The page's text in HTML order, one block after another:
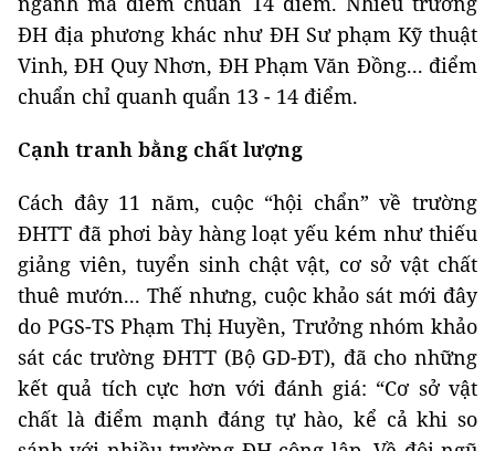
ĐH địa phương khác như ĐH Sư phạm Kỹ thuật
Vinh, ĐH Quy Nhơn, ĐH Phạm Văn Đồng... điểm
chuẩn chỉ quanh quẩn 13 - 14 điểm.
Cạnh tranh bằng chất lượng
Cách đây 11 năm, cuộc “hội chẩn” về trường
ĐHTT đã phơi bày hàng loạt yếu kém như thiếu
giảng viên, tuyển sinh chật vật, cơ sở vật chất
thuê mướn... Thế nhưng, cuộc khảo sát mới đây
do PGS-TS Phạm Thị Huyền, Trưởng nhóm khảo
sát các trường ĐHTT (Bộ GD-ĐT), đã cho những
kết quả tích cực hơn với đánh giá: “Cơ sở vật
chất là điểm mạnh đáng tự hào, kể cả khi so